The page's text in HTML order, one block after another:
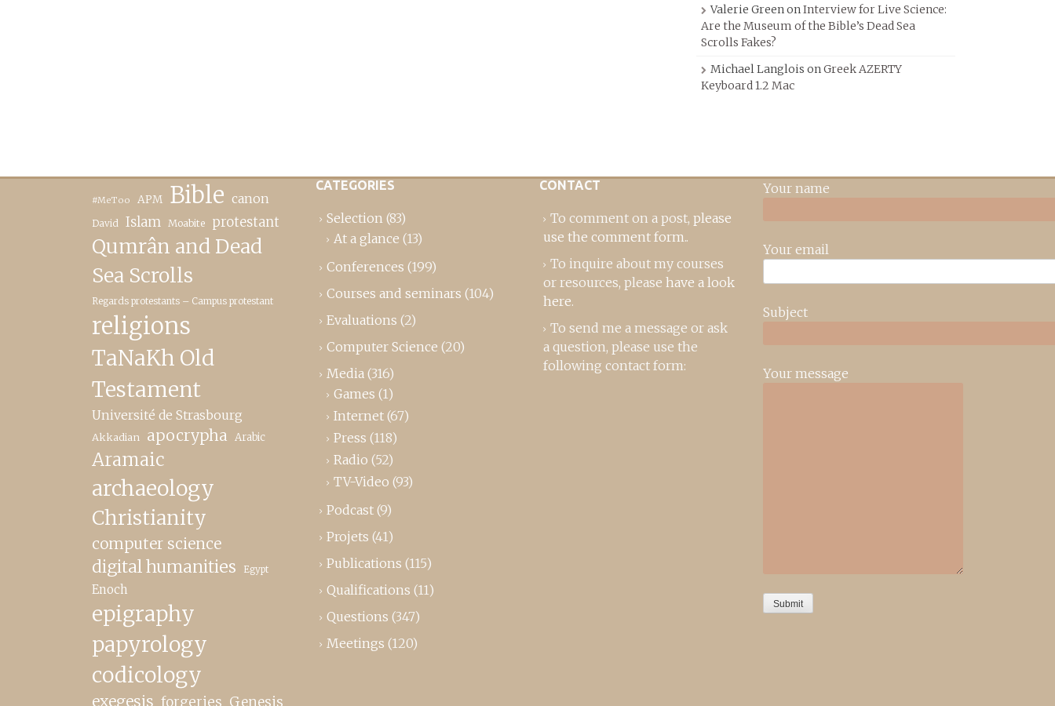
Valerie GreenonInterview for Live Science:
Are the Museum of the Bible’s Dead Sea
Scrolls Fakes?
Michael Langlois onGreek AZERTY
Keyboard 1.2 Mac
#MeToo APM Bible canon
David Islam Moabite protestant
Qumrân and Dead
Sea Scrolls
Regards protestants – Campus protestant
religions
TaNaKh Old
Testament
Université de Strasbourg
Akkadian apocrypha Arabic
Aramaic
archaeology
Christianity
computer science
digital humanities Egypt
Enoch
epigraphy
papyrology
codicology
exegesis forgeries Genesis
CATEGORIES
Selection (83)
At a glance (13)
Conferences (199)
Courses and seminars (104)
Evaluations (2)
Computer Science (20)
Media (316)
Games (1)
Internet (67)
Press (118)
Radio (52)
TV-Video (93)
Podcast (9)
Projets (41)
Publications (115)
Qualifications (11)
Questions (347)
Meetings (120)
CONTACT
To comment on a post, please
use the comment form..
To inquire about my courses
or resources, please have a look
here.
To send me a message or ask
a question, please use the
following contact form:
Your name
Your email
Subject
Your message